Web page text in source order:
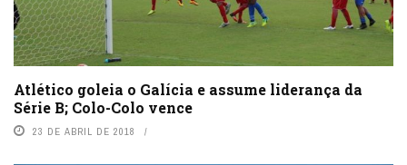
Atlético goleia o Galícia e assume liderança da
Série B; Colo-Colo vence
23 DE ABRIL DE 2018